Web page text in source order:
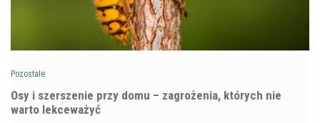
Pozostałe
Osy i szerszenie przy domu – zagrożenia, których nie
warto lekceważyć